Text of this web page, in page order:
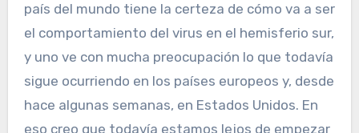
país del mundo tiene la certeza de cómo va a ser
el comportamiento del virus en el hemisferio sur,
y uno ve con mucha preocupación lo que todavía
sigue ocurriendo en los países europeos y, desde
hace algunas semanas, en Estados Unidos. En
eso creo que todavía estamos lejos de empezar